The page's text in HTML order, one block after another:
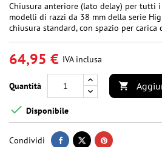
Chiusura anteriore (lato delay) per tutti
modelli di razzi da 38 mm della serie
chiusura standard, con spazio per carica
64,95 € IVA inclusa
Quantità 
 Disponibile
Condividi